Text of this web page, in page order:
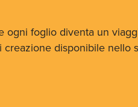
ogni foglio diventa un
disponibile nello